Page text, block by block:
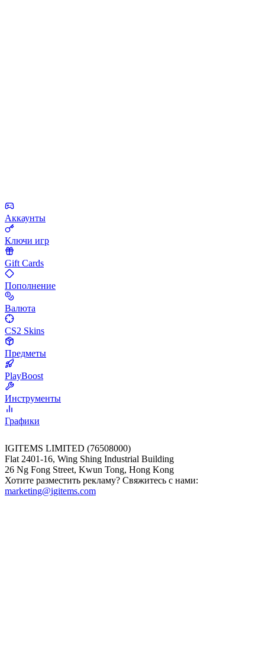
Аккаунты
Ключи игр
Gift Cards
Пополнение
Валюта
CS2 Skins
Предметы
PlayBoost
Инструменты
Графики
IGITEMS LIMITED (76508000)
Flat 2401-16, Wing Shing Industrial Building
26 Ng Fong Street, Kwun Tong, Hong Kong
Хотите разместить рекламу? Свяжитесь с нами:
marketing@igitems.com